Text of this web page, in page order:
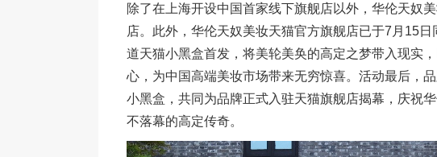
除了在上海开设中国首家线下旗舰店以外，华伦天奴
店。此外，华伦天奴美妆天猫官方旗舰店已于7月15
道天猫小黑盒首发，将美轮美奂的高定之梦带入现实
心，为中国高端美妆市场带来无穷惊喜。活动最后，
小黑盒，共同为品牌正式入驻天猫旗舰店揭幕，庆祝
不落幕的高定传奇。